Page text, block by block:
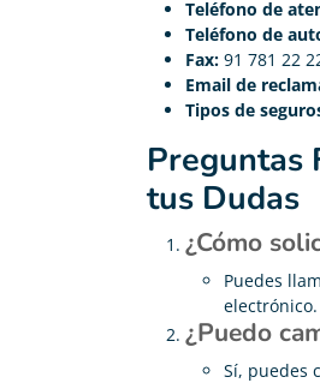
Teléfono de
Teléfono de
Fax: 91 781 22
Email de
Tipos de
Preguntas
tus Dudas
¿Cómo
Puedes
electrónico.
¿Puedo
Sí, puedes